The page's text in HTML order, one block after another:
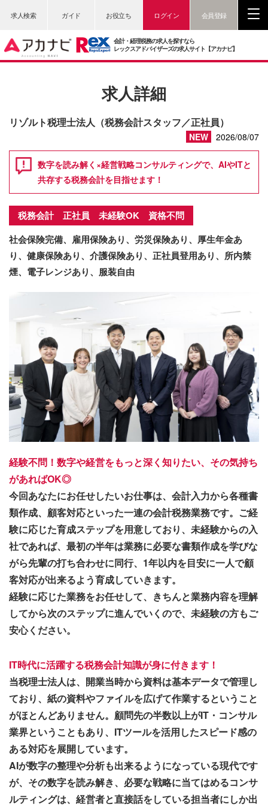
求人検索 ガイド お役立ち ログイン 会員登録
会計・経理税務の求人を探すなら
レックスアドバイザーズの求人サイト【アカナビ】
求人詳細
リゾルト税理士法人（税務会計スタッフ／正社員）
NEW 2026/08/07
数字を読み解く×経営戦略コンサルティングで、AIやITと
共存する税務会計を目指せます！
税務会計 正社員 未経験OK 資格不問
社会保険完備、雇用保険あり、労災保険あり、厚生年金あ
り、健康保険あり、介護保険あり、正社員登用あり、所内禁
煙、電子レンジあり、服装自由
経験不問！数字や経営をもっと深く知りたい、その気持ち
があればOK◎
今回あなたにお任せしたいお仕事は、会計入力から各種書
類作成、顧客対応といった一連の会計税務業務です。ご経
験に応じた育成ステップを用意しており、未経験からの入
社であれば、最初の半年は業務に必要な書類作成を学びな
がら先輩の打ち合わせに同行、1年以内を目安に一人で顧
客対応が出来るよう育成していきます。
経験に応じた業務をお任せして、きちんと業務内容を理解
してから次のステップに進んでいくので、未経験の方もご
安心ください。
IT時代に活躍する税務会計知識が身に付きます！
当税理士法人は、開業当時から資料は基本データで管理し
ており、紙の資料やファイルを広げて作業するということ
がほとんどありません。顧問先の半数以上がIT・コンサル
業界ということもあり、ITツールを活用したスピード感の
ある対応を展開しています。
AIが数字の整理や分析も出来るようになっている現代です
が、その数字を読み解き、必要な戦略に当てはめるコンサ
ルティングは、経営者と直接話をしている担当者にしか出